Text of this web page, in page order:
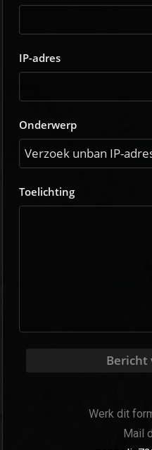
IP-adres
Onderwerp
Toelichting
Bericht
Werk dit
Mail